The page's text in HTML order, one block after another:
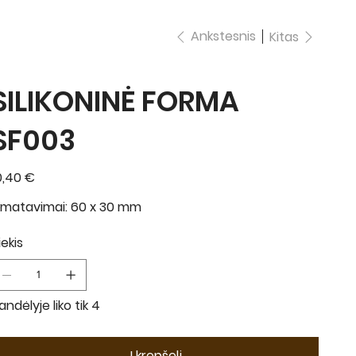
Ankstesnis Kitas
FORMA
€
60 x 30 mm
liko tik 4